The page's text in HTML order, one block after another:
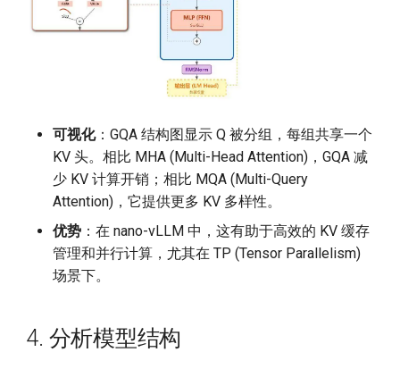
可视化：GQA 结构图显示 Q 被分组，每组共享一个
KV 头。相比 MHA (Multi-Head Attention)，GQA 减
少 KV 计算开销；相比 MQA (Multi-Query
Attention)，它提供更多 KV 多样性。
优势 ：在 nano-vLLM 中，这有助于高效的 KV 缓存
管理和并行计算，尤其在 TP (Tensor Parallelism)
场景下。
4. 分析模型结构